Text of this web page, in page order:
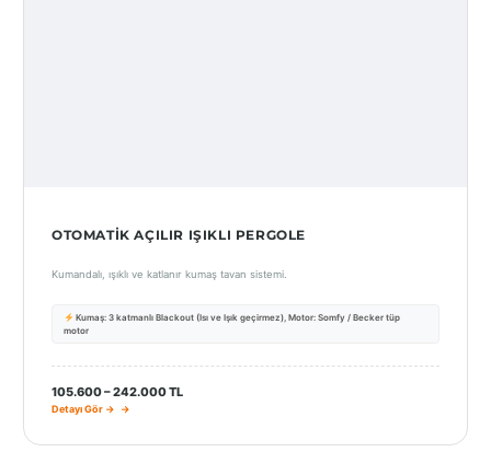
OTOMATIK AÇILIR IŞIKLI PERGOLE
Kumandalı, ışıklı ve katlanır kumaş tavan sistemi.
Kumaş: 3 katmanlı Blackout (Isı ve Işık geçirmez), Motor: Somfy / Becker tüp
motor
105.600 – 242.000 TL
Detayı Gör →